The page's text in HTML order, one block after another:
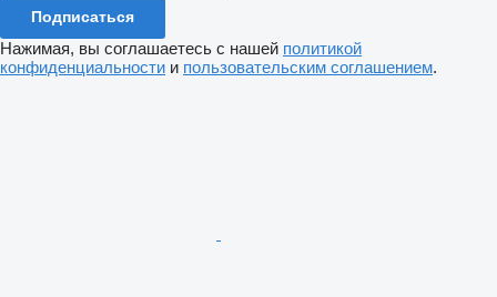
Подписаться
Нажимая, вы соглашаетесь с нашей политикой
конфиденциальности и пользовательским соглашением.